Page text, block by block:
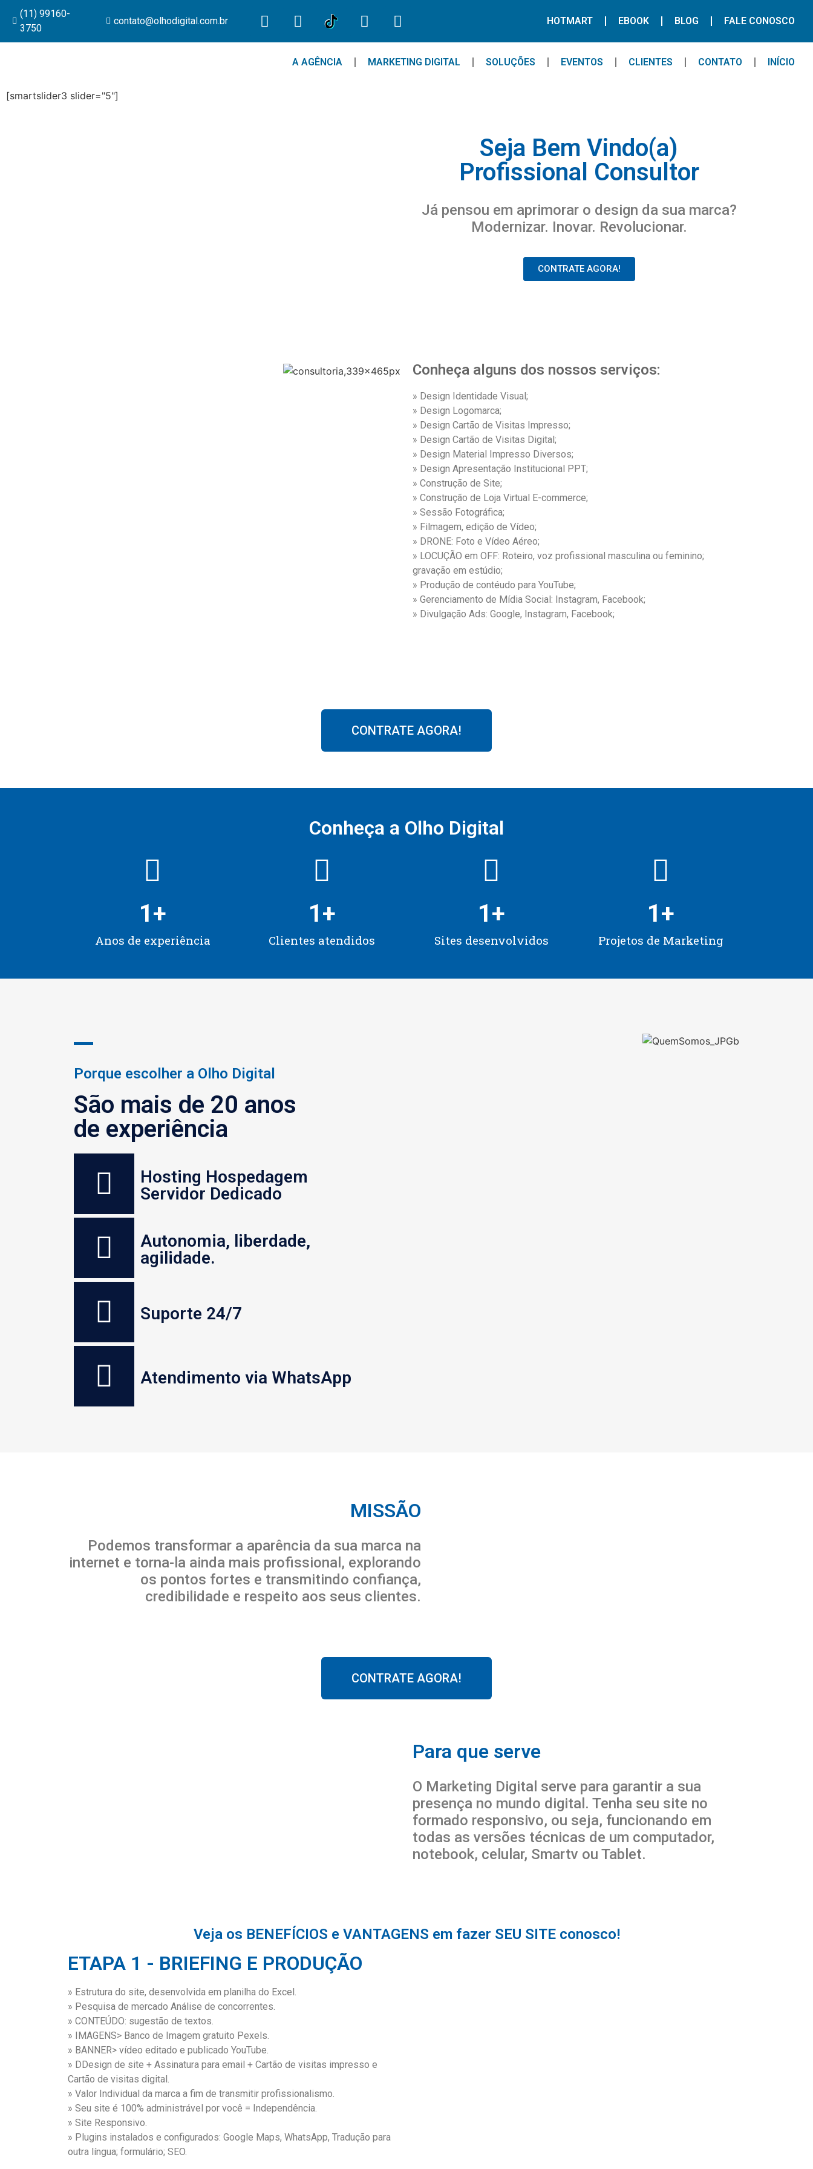
(11) 99160-
3750
contato@olhodigital.com.br HOTMART EBOOK BLOG FALE CONOSCO
A AGÊNCIA MARKETING DIGITAL SOLUÇÕES EVENTOS CLIENTES CONTATO INÍCIO
[smartslider3 slider="5"]
Seja Bem Vindo(a)
Profissional Consultor
Já pensou em aprimorar o design da sua marca?
Modernizar. Inovar. Revolucionar.
CONTRATE AGORA!
Conheça alguns dos nossos serviços:
» Design Identidade Visual;
» Design Logomarca;
» Design Cartão de Visitas Impresso;
» Design Cartão de Visitas Digital;
» Design Material Impresso Diversos;
» Design Apresentação Institucional PPT;
» Construção de Site;
» Construção de Loja Virtual E-commerce;
» Sessão Fotográfica;
» Filmagem, edição de Vídeo;
» DRONE: Foto e Vídeo Aéreo;
» LOCUÇÃO em OFF: Roteiro, voz profissional masculina ou feminino;
gravação em estúdio;
» Produção de contéudo para YouTube;
» Gerenciamento de Mídia Social: Instagram, Facebook;
» Divulgação Ads: Google, Instagram, Facebook;
CONTRATE AGORA!
Conheça a Olho Digital
1+
Anos de experiência
1+
Clientes atendidos
1+
Sites desenvolvidos
1+
Projetos de Marketing
Porque escolher a Olho Digital
São mais de 20 anos
de experiência
Hosting Hospedagem
Servidor Dedicado
Autonomia, liberdade,
agilidade.
Suporte 24/7
Atendimento via WhatsApp
MISSÃO
Podemos transformar a aparência da sua marca na
internet e torna-la ainda mais profissional, explorando
os pontos fortes e transmitindo confiança,
credibilidade e respeito aos seus clientes.
CONTRATE AGORA!
Para que serve
O Marketing Digital serve para garantir a sua
presença no mundo digital. Tenha seu site no
formado responsivo, ou seja, funcionando em
todas as versões técnicas de um computador,
notebook, celular, Smartv ou Tablet.
Veja os BENEFÍCIOS e VANTAGENS em fazer SEU SITE conosco!
ETAPA 1 - BRIEFING E PRODUÇÃO
» Estrutura do site, desenvolvida em planilha do Excel.
» Pesquisa de mercado Análise de concorrentes.
» CONTEÚDO: sugestão de textos.
» IMAGENS> Banco de Imagem gratuito Pexels.
» BANNER> vídeo editado e publicado YouTube.
» DDesign de site + Assinatura para email + Cartão de visitas impresso e
Cartão de visitas digital.
» Valor Individual da marca a fim de transmitir profissionalismo.
» Seu site é 100% administrável por você = Independência.
» Site Responsivo.
» Plugins instalados e configurados: Google Maps, WhatsApp, Tradução para
outra língua; formulário; SEO.